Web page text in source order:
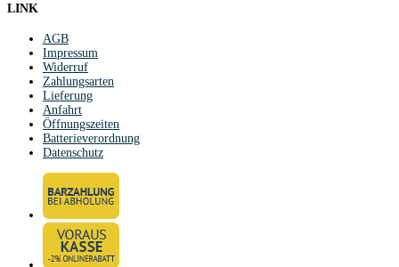
LINK
AGB
Impressum
Widerruf
Zahlungsarten
Lieferung
Anfahrt
Öffnungszeiten
Batterieverordnung
Datenschutz